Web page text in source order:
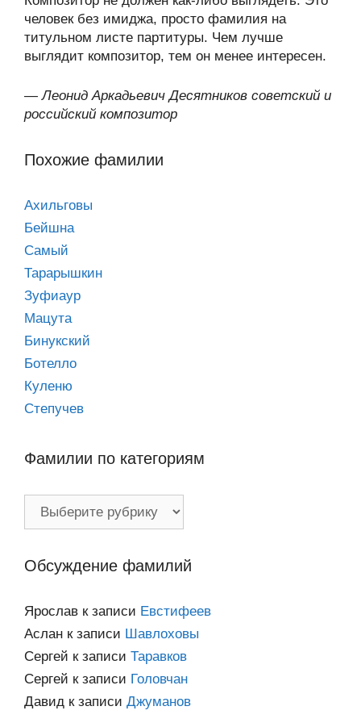
человек без имиджа, просто фамилия на
титульном листе партитуры. Чем лучше
выглядит композитор, тем он менее интересен.
—Леонид Аркадьевич Десятников советский и
российский композитор
Похожие фамилии
Ахильговы
Бейшна
Самый
Тарарышкин
Зуфиаур
Мацута
Бинукский
Ботелло
Куленю
Степучев
Фамилии по категориям
Обсуждение фамилий
Ярослав к записи Евстифеев
Аслан к записи Шавлоховы
Сергей к записи Таравков
Сергей к записи Головчан
Давид к записи Джуманов